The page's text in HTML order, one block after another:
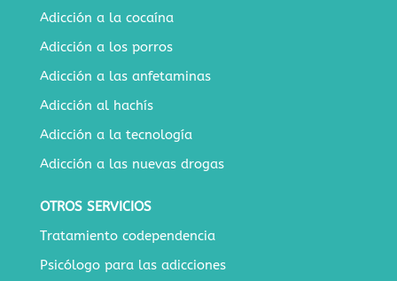
Adicción a la cocaína
Adicción a los porros
Adicción a las anfetaminas
Adicción al hachís
Adicción a la tecnología
Adicción a las nuevas drogas
OTROS SERVICIOS
Tratamiento codependencia
Psicólogo para las adicciones